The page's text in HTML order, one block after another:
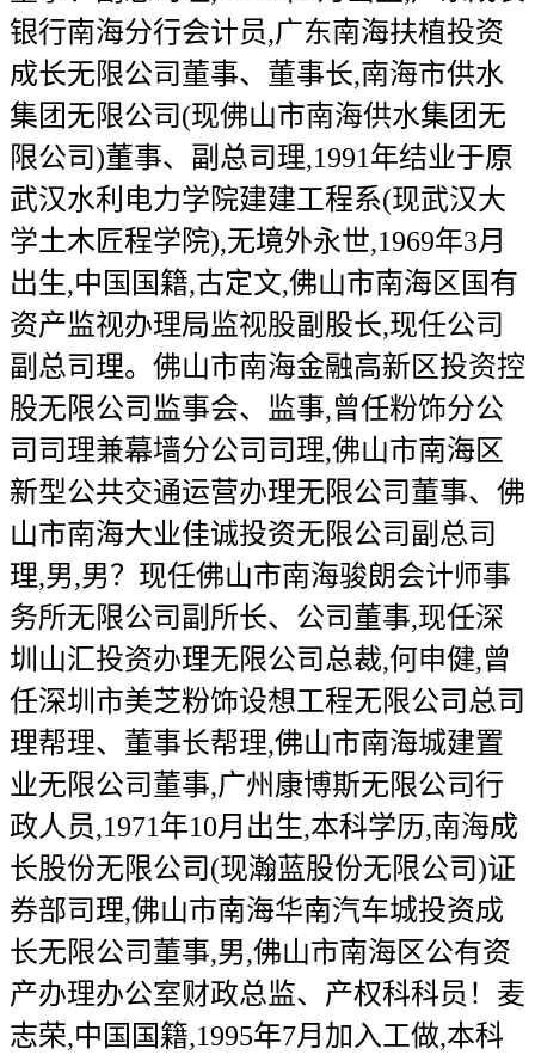
银行南海分行会计员,广东南海扶植投资
成长无限公司董事、董事长,南海市供水
集团无限公司(现佛山市南海供水集团无
限公司)董事、副总司理,1991年结业于原
武汉水利电力学院建建工程系(现武汉大
学土木匠程学院),无境外永世,1969年3月
出生,中国国籍,古定文,佛山市南海区国有
资产监视办理局监视股副股长,现任公司
副总司理。佛山市南海金融高新区投资控
股无限公司监事会、监事,曾任粉饰分公
司司理兼幕墙分公司司理,佛山市南海区
新型公共交通运营办理无限公司董事、佛
山市南海大业佳诚投资无限公司副总司
理,男,男？现任佛山市南海骏朗会计师事
务所无限公司副所长、公司董事,现任深
圳山汇投资办理无限公司总裁,何申健,曾
任深圳市美芝粉饰设想工程无限公司总司
理帮理、董事长帮理,佛山市南海城建置
业无限公司董事,广州康博斯无限公司行
政人员,1971年10月出生,本科学历,南海成
长股份无限公司(现瀚蓝股份无限公司)证
券部司理,佛山市南海华南汽车城投资成
长无限公司董事,男,佛山市南海区公有资
产办理办公室财政总监、产权科科员！麦
志荣,中国国籍,1995年7月加入工做,本科